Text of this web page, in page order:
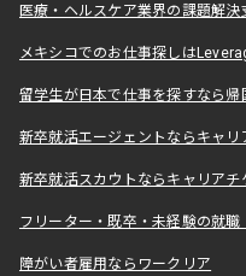
医療・ヘルスケア業界の課題解
メキシコでのお仕事探しは
留学生が日本で仕事を探すなら帰
新卒就活エージェントならキャリ
新卒就活スカウトならキャリアチ
フリーター・既卒・未経験の就
障がい者雇用ならワークリア